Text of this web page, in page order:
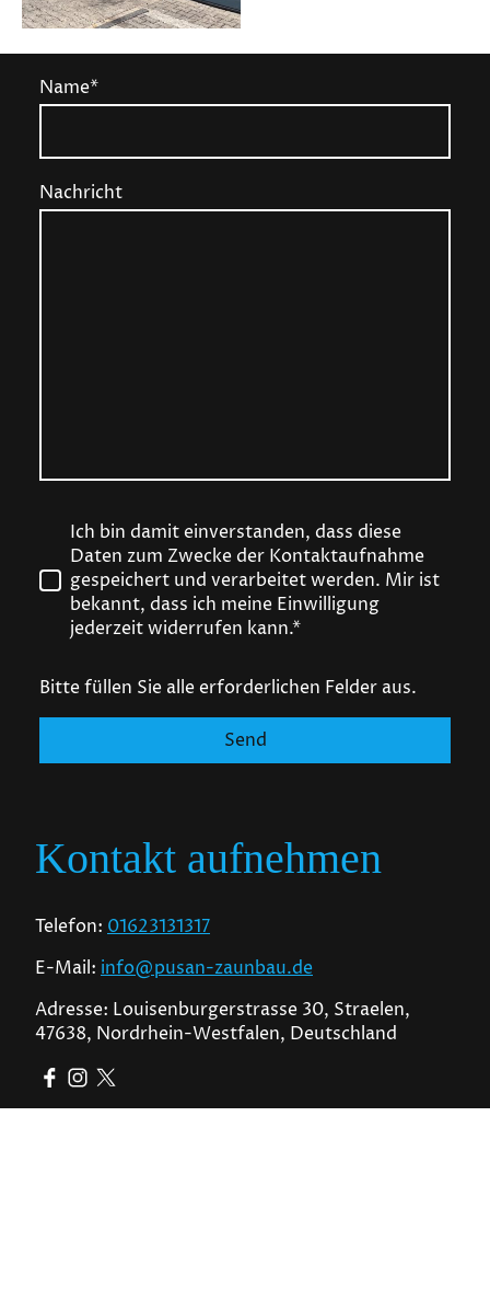
Name*
Nachricht
Ich bin damit einverstanden, dass diese
Daten zum Zwecke der Kontaktaufnahme
gespeichert und verarbeitet werden. Mir ist
bekannt, dass ich meine Einwilligung
jederzeit widerrufen kann.*
Bitte füllen Sie alle erforderlichen Felder aus.
Send
Kontakt aufnehmen
Telefon: 01623131317
E-Mail: info@pusan-zaunbau.de
Adresse: Louisenburgerstrasse 30, Straelen,
47638, Nordrhein-Westfalen, Deutschland